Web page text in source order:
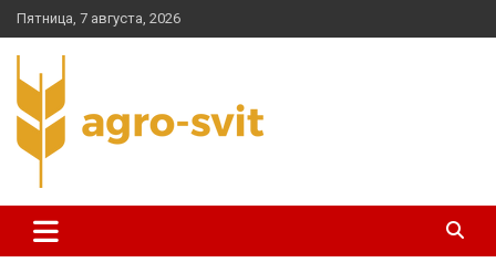
Skip
to
content
Пятница, 7 августа, 2026
agro-svit.com.ua